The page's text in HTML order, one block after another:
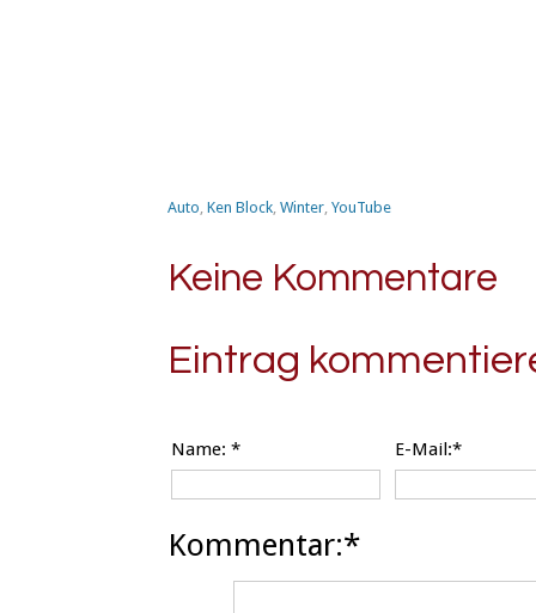
Auto, Ken Block, Winter, YouTube
Keine Kommentare
Eintrag
Name: * E-Mail:*
Kommentar:*